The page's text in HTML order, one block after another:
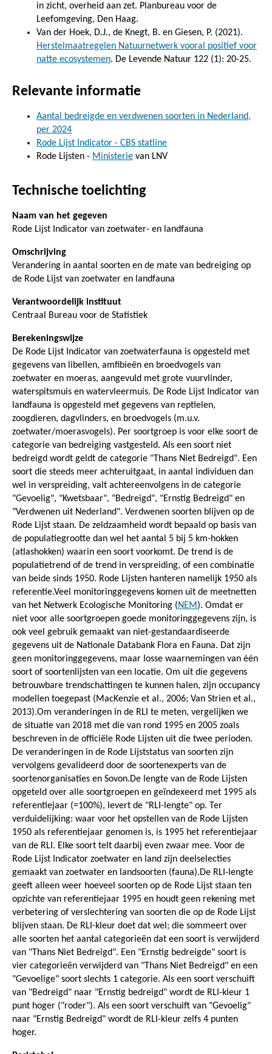
in zicht, overheid aan zet. Planbureau voor de
Leefomgeving, Den Haag.
Van der Hoek, D.J., de Knegt, B. en Giesen, P. (2021).
Herstelmaatregelen Natuurnetwerk vooral positief voor
natte ecosystemen. De Levende Natuur 122 (1): 20-25.
Relevante informatie
Aantal bedreigde en verdwenen soorten in Nederland,
per 2024
Rode Lijst Indicator - CBS statline
Rode Lijsten - Ministerie van LNV
Technische toelichting
Naam van het gegeven
Rode Lijst Indicator van zoetwater- en landfauna
Omschrijving
Verandering in aantal soorten en de mate van bedreiging op
de Rode Lijst van zoetwater en landfauna
Verantwoordelijk instituut
Centraal Bureau voor de Statistiek
Berekeningswijze
De Rode Lijst Indicator van zoetwaterfauna is opgesteld met
gegevens van libellen, amfibieën en broedvogels van
zoetwater en moeras, aangevuld met grote vuurvlinder,
waterspitsmuis en watervleermuis. De Rode Lijst Indicator van
landfauna is opgesteld met gegevens van reptielen,
zoogdieren, dagvlinders, en broedvogels (m.u.v.
zoetwater/moerasvogels). Per soortgroep is voor elke soort de
categorie van bedreiging vastgesteld. Als een soort niet
bedreigd wordt geldt de categorie "Thans Niet Bedreigd". Een
soort die steeds meer achteruitgaat, in aantal individuen dan
wel in verspreiding, valt achtereenvolgens in de categorie
"Gevoelig", "Kwetsbaar", "Bedreigd", "Ernstig Bedreigd" en
"Verdwenen uit Nederland". Verdwenen soorten blijven op de
Rode Lijst staan. De zeldzaamheid wordt bepaald op basis van
de populatiegrootte dan wel het aantal 5 bij 5 km-hokken
(atlashokken) waarin een soort voorkomt. De trend is de
populatietrend of de trend in verspreiding, of een combinatie
van beide sinds 1950. Rode Lijsten hanteren namelijk 1950 als
referentie.Veel monitoringgegevens komen uit de meetnetten
van het Netwerk Ecologische Monitoring (NEM). Omdat er
niet voor alle soortgroepen goede monitoringgegevens zijn, is
ook veel gebruik gemaakt van niet-gestandaardiseerde
gegevens uit de Nationale Databank Flora en Fauna. Dat zijn
geen monitoringgegevens, maar losse waarnemingen van één
soort of soortenlijsten van een locatie. Om uit die gegevens
betrouwbare trendschattingen te kunnen halen, zijn occupancy
modellen toegepast (MacKenzie et al., 2006; Van Strien et al.,
2013).Om veranderingen in de RLI te meten, vergelijken we
de situatie van 2018 met die van rond 1995 en 2005 zoals
beschreven in de officiële Rode Lijsten uit die twee perioden.
De veranderingen in de Rode Lijststatus van soorten zijn
vervolgens gevalideerd door de soortenexperts van de
soortenorganisaties en Sovon.De lengte van de Rode Lijsten
opgeteld over alle soortgroepen en geïndexeerd met 1995 als
referentiejaar (=100%), levert de "RLI-lengte" op. Ter
verduidelijking: waar voor het opstellen van de Rode Lijsten
1950 als referentiejaar genomen is, is 1995 het referentiejaar
van de RLI. Elke soort telt daarbij even zwaar mee. Voor de
Rode Lijst Indicator zoetwater en land zijn deelselecties
gemaakt van zoetwater en landsoorten (fauna).De RLI-lengte
geeft alleen weer hoeveel soorten op de Rode Lijst staan ten
opzichte van referentiejaar 1995 en houdt geen rekening met
verbetering of verslechtering van soorten die op de Rode Lijst
blijven staan. De RLI-kleur doet dat wel; die sommeert over
alle soorten het aantal categorieën dat een soort is verwijderd
van "Thans Niet Bedreigd". Een "Ernstig bedreigde" soort is
vier categorieën verwijderd van "Thans Niet Bedreigd" en een
"Gevoelige" soort slechts 1 categorie. Als een soort verschuift
van "Bedreigd" naar "Ernstig bedreigd" wordt de RLI-kleur 1
punt hoger ("roder"). Als een soort verschuift van "Gevoelig"
naar "Ernstig Bedreigd" wordt de RLI-kleur zelfs 4 punten
hoger.